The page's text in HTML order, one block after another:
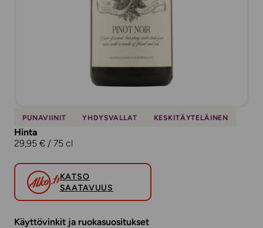
PUNAVIINIT YHDYSVALLAT KESKITÄYTELÄINEN
Hinta
29,95 € / 75 cl
KATSO
SAATAVUUS
Käyttövinkit ja ruokasuositukset